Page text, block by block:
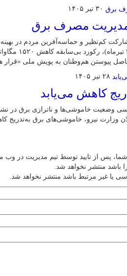
۳۰ تیر ۱۴۰۵
مصرف برق
کم‌نظیر و حماسه‌آفرین مردم در
کرد: طی ۲۴ ساعت
پیوستن هم‌وطنان به پویش ملی
۲۸ تیر ۱۴۰۵
کاهش می‌یابد
90 مجلس از بررسی وضعیت خاموشی‌ها و ناترازی
وزارت نیرو، خاموشی‌های برق به‌تدریج
پس از تایید توسط تیم مدیریت در وب
باشد منتشر نخواهد شد.
یا غیر مرتبط باشد منتشر نخواهد شد.